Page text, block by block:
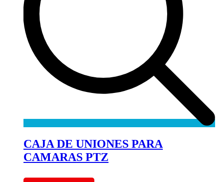
CAJA DE UNIONES PARA
CAMARAS PTZ